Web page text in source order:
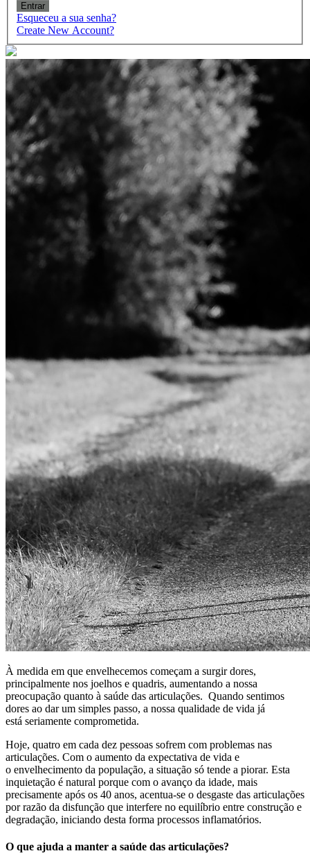
Entrar
Esqueceu a sua senha?
Create New Account?
À medida em que envelhecemos começam a surgir dores,
principalmente nos joelhos e quadris, aumentando a nossa
preocupação quanto à saúde das articulações. Quando sentimos
dores ao dar um simples passo, a nossa qualidade de vida já
está seriamente comprometida.
Hoje, quatro em cada dez pessoas sofrem com problemas nas
articulações. Com o aumento da expectativa de vida e
o envelhecimento da população, a situação só tende a piorar. Esta
inquietação é natural porque com o avanço da idade, mais
precisamente após os 40 anos, acentua-se o desgaste das articulações
por razão da disfunção que interfere no equilíbrio entre construção e
degradação, iniciando desta forma processos inflamatórios.
O que ajuda a manter a saúde das articulações?